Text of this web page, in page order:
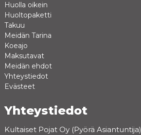
Huolla oikein
Huoltopaketti
Takuu
Meidän Tarina
Koeajo
Maksutavat
Meidän ehdot
Yhteystiedot
Evästeet
Yhteystiedot
Kultaiset Pojat Oy (Pyörä Asiantuntija)